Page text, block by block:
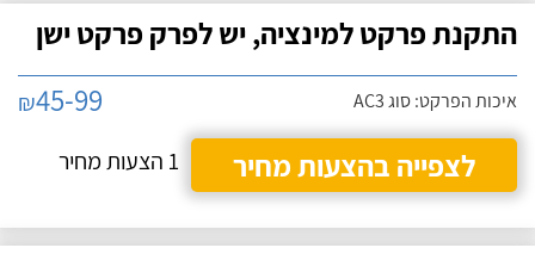
התקנת פרקט למינציה, יש לפרק פרקט ישן
איכות הפרקט: סוג AC3 ₪45-99
לצפייה בהצעות מחיר
1 הצעות מחיר